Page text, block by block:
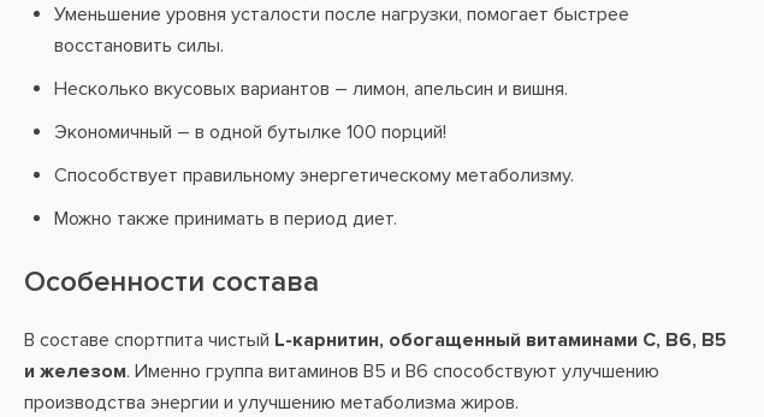
Уменьшение уровня усталости после нагрузки, помогает быстрее
восстановить силы.
Несколько вкусовых вариантов – лимон, апельсин и вишня.
Экономичный – в одной бутылке 100 порций!
Способствует правильному энергетическому метаболизму.
Можно также принимать в период диет.
Особенности состава
В составе спортпита чистый L-карнитин, обогащенный витаминами С, В6, В5
и железом. Именно группа витаминов B5 и B6 способствуют улучшению
производства энергии и улучшению метаболизма жиров.